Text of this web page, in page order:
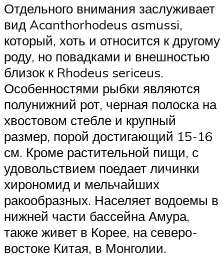
Отдельного внимания заслуживает
вид Acanthorhodeus asmussi,
который, хоть и относится к другому
роду, но повадками и внешностью
близок к Rhodeus sericeus.
Особенностями рыбки являются
полунижний рот, черная полоска на
хвостовом стебле и крупный
размер, порой достигающий 15-16
см. Кроме растительной пищи, с
удовольствием поедает личинки
хирономид и мельчайших
ракообразных. Населяет водоемы в
нижней части бассейна Амура,
также живет в Корее, на северо-
востоке Китая, в Монголии.